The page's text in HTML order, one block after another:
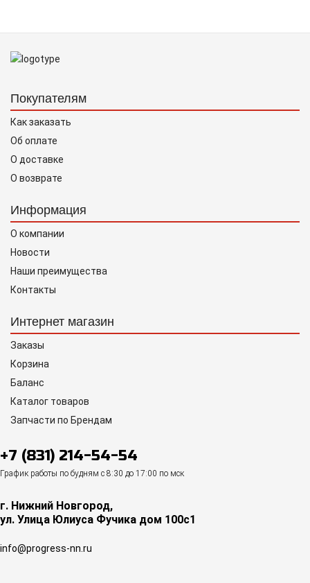
Покупателям
Как заказать
Об оплате
О доставке
О возврате
Информация
О компании
Новости
Наши преимущества
Контакты
Интернет магазин
Заказы
Корзина
Баланс
Каталог товаров
Запчасти по Брендам
+7 (831) 214-54-54
График работы по будням с 8:30 до 17:00 по мск
г. Нижний Новгород,
ул. Улица Юлиуса Фучика дом 100с1
info@progress-nn.ru